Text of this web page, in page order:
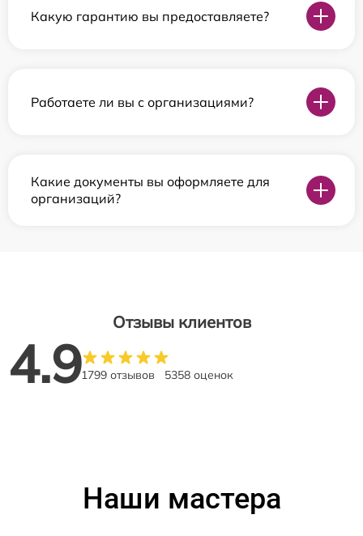
Какую гарантию вы предоставляете?
Работаете ли вы с организациями?
Какие документы вы оформляете для
организаций?
Отзывы клиентов
4.91799 отзывов 5358 оценок
Наши мастера